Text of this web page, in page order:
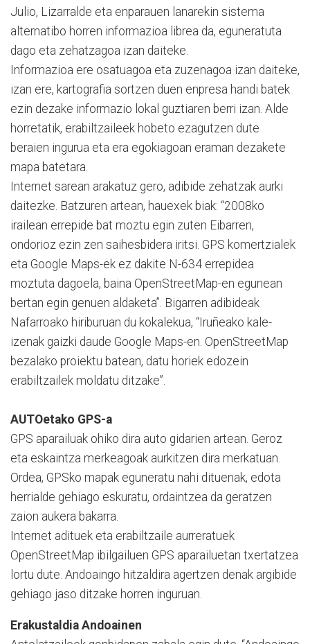
Julio, Lizarralde eta enparauen lanarekin sistema
alternatibo horren informazioa librea da, eguneratuta
dago eta zehatzagoa izan daiteke.
Informazioa ere osatuagoa eta zuzenagoa izan daiteke,
izan ere, kartografia sortzen duen enpresa handi batek
ezin dezake informazio lokal guztiaren berri izan. Alde
horretatik, erabiltzaileek hobeto ezagutzen dute
beraien ingurua eta era egokiagoan eraman dezakete
mapa batetara.
Internet sarean arakatuz gero, adibide zehatzak aurki
daitezke. Batzuren artean, hauexek biak: “2008ko
irailean errepide bat moztu egin zuten Eibarren,
ondorioz ezin zen saihesbidera iritsi. GPS komertzialek
eta Google Maps-ek ez dakite N-634 errepidea
moztuta dagoela, baina OpenStreetMap-en egunean
bertan egin genuen aldaketa”. Bigarren adibideak
Nafarroako hiriburuan du kokalekua, “Iruñeako kale-
izenak gaizki daude Google Maps-en. OpenStreetMap
bezalako proiektu batean, datu horiek edozein
erabiltzailek moldatu ditzake”.
AUTOetako GPS-a
GPS aparailuak ohiko dira auto gidarien artean. Geroz
eta eskaintza merkeagoak aurkitzen dira merkatuan.
Ordea, GPSko mapak eguneratu nahi dituenak, edota
herrialde gehiago eskuratu, ordaintzea da geratzen
zaion aukera bakarra.
Internet adituek eta erabiltzaile aurreratuek
OpenStreetMap ibilgailuen GPS aparailuetan txertatzea
lortu dute. Andoaingo hitzaldira agertzen denak argibide
gehiago jaso ditzake horren inguruan.
Erakustaldia Andoainen